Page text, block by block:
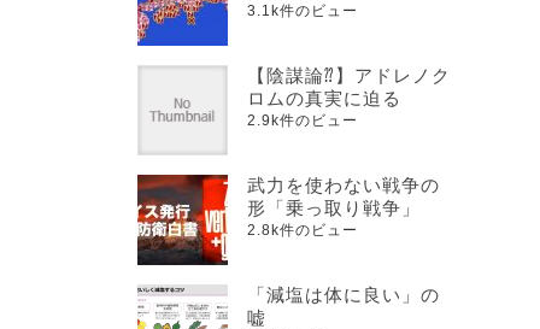
3.1k件のビュー
【陰謀論⁇】アドレノク
ロムの真実に迫る
2.9k件のビュー
武力を使わない戦争の
形「乗っ取り戦争」
2.8k件のビュー
「減塩は体に良い」の
嘘